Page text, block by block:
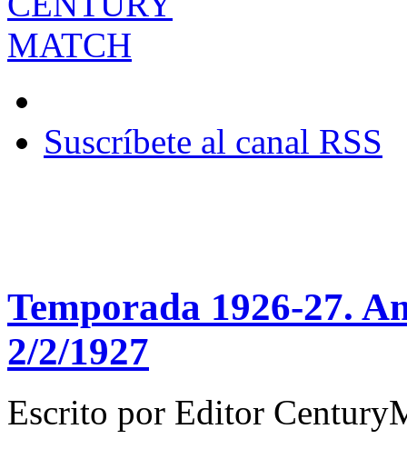
Suscríbete al canal RSS
Temporada 1926-27.
2/2/1927
Escrito por Editor